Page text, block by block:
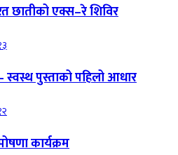
छातीको एक्स–रे शिविर
स्वस्थ पुस्ताको पहिलो आधार
कार्यक्रम